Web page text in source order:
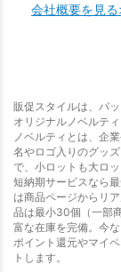
会社概要を見
販促スタイルは、バ
オリジナルノベルテ
ノベルティとは、企
名やロゴ入りのグッ
で、小ロットも大ロ
短納期サービスなら
は商品ページからリ
品は最小30個（一部
富な在庫を完備。今
ポイント還元やマイ
トします。